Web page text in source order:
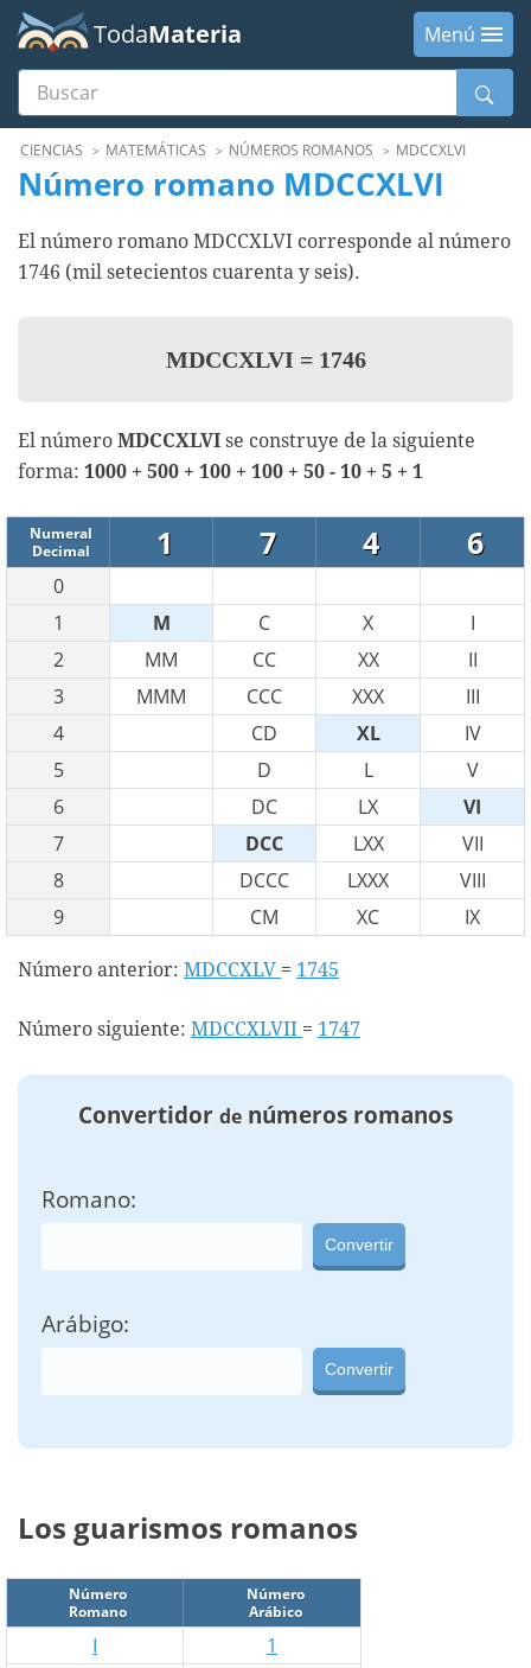
TodaMateria
Menú
Buscar
MenúCIENCIAS MATEMÁTICAS NÚMEROS ROMANOS MDCCXLVI
Número romano MDCCXLVI
El número romano MDCCXLVI corresponde al número
1746 (mil setecientos cuarenta y seis).
MDCCXLVI =1746
El número MDCCXLVI se construye de la siguiente
forma: 1000 + 500 + 100 + 100 + 50 - 10 + 5 + 1
Numeral
Decimal
1 7 4 6
0
1
M C X
I
2
MM CC XX
II
3
MMM CCC XXX
III
4
CD XL
IV
5
D L
V
6
DC LX
VI
7
DCC LXX
VII
8
DCCC LXXX
VIII
9
CM XC IX
Número anterior: MDCCXLV = 1745
Número siguiente: MDCCXLVII = 1747
Convertidor de números romanos
Romano:
Convertir
Arábigo:
Convertir
Los guarismos romanos
Número
Romano
Número
Arábico
I
1